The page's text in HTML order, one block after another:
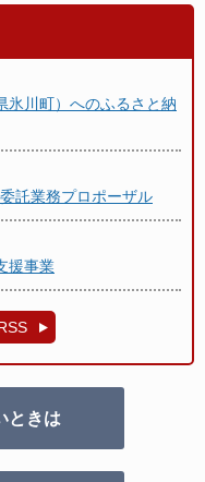
氷川町）へのふるさと納
託業務プロポーザル
援事業
ときは